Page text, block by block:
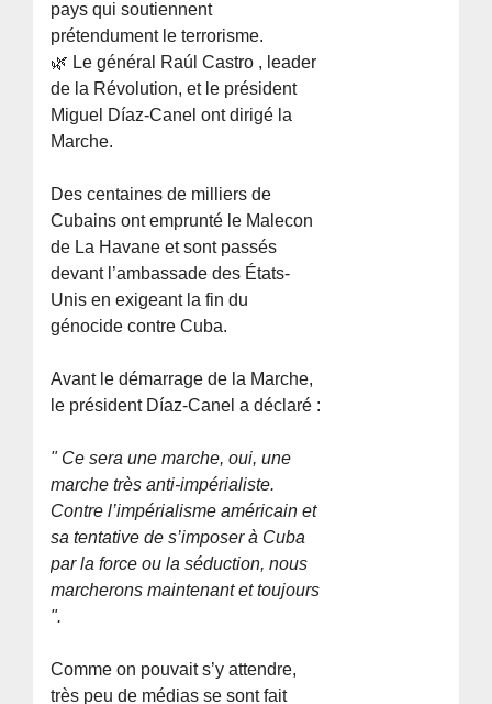
pays qui soutiennent
prétendument le terrorisme.
🌿 Le général Raúl Castro , leader
de la Révolution, et le président
Miguel Díaz-Canel ont dirigé la
Marche.
Des centaines de milliers de
Cubains ont emprunté le Malecon
de La Havane et sont passés
devant l’ambassade des États-
Unis en exigeant la fin du
génocide contre Cuba.
Avant le démarrage de la Marche,
le président Díaz-Canel a déclaré :
" Ce sera une marche, oui, une
marche très anti-impérialiste.
Contre l’impérialisme américain et
sa tentative de s’imposer à Cuba
par la force ou la séduction, nous
marcherons maintenant et toujours
".
Comme on pouvait s’y attendre,
très peu de médias se sont fait